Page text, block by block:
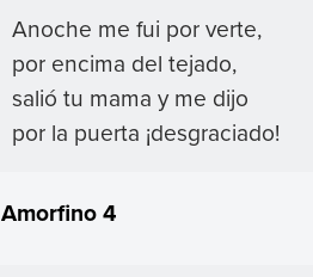
Anoche me fui por verte,
por encima del tejado,
salió tu mama y me dijo
por la puerta ¡desgraciado!
Amorfino 4